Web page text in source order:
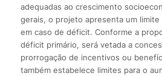
adequadas ao crescimento
gerais, o projeto apresenta um
em caso de déficit. Conforme a
déficit primário, será vetada a
prorrogação de incentivos ou
também estabelece limites para o